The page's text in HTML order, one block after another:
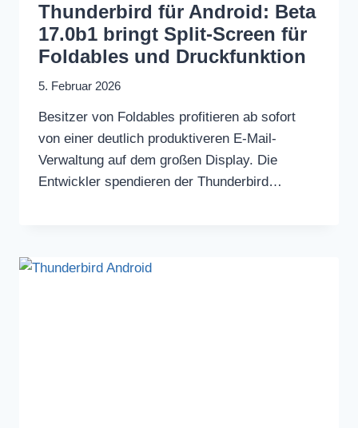
Thunderbird für Android: Beta
17.0b1 bringt Split-Screen für
Foldables und Druckfunktion
5. Februar 2026
Besitzer von Foldables profitieren ab sofort
von einer deutlich produktiveren E-Mail-
Verwaltung auf dem großen Display. Die
Entwickler spendieren der Thunderbird…